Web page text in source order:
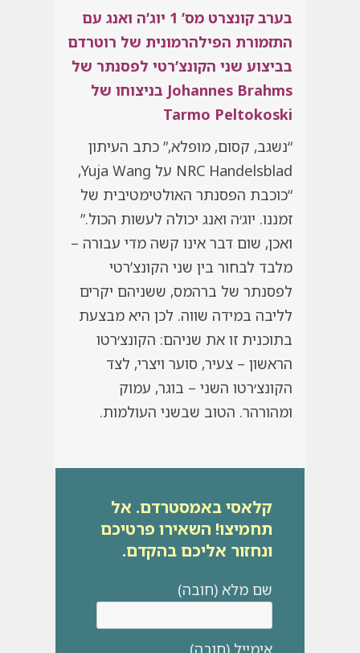
בערב קונצרט מס’ 1 יוג’ה ואנג עם
התזמורת הפילהרמונית של רוטרדם
בביצוע שני הקונצ’רטי לפסנתר של
Johannes Brahms בניצוחו של
Tarmo Peltokoski
“נשגב, קסום, מופלא,” כתב העיתון
NRC Handelsblad על
Yuja Wang
,
“כוכבת הפסנתר האולטימטיבית של
זמננו. יוג׳ה ואנג יכולה לעשות הכול.”
ואכן, שום דבר אינו קשה מדי עבורה –
מלבד לבחור בין שני הקונצ’רטי
לפסנתר של ברהמס, ששניהם יקרים
לליבה במידה שווה. לכן היא מבצעת
בתוכנית זו את שניהם: הקונצ׳רטו
הראשון – צעיר, סוער ויצרי, לצד
הקונצ׳רטו השני – בוגר, עמוק
ומהורהר. הטוב שבשני העולמות.
קלאסי באמסטרדם. אל
תחמיצו! השאירו פרטיכם
ונחזור אליכם בהקדם.
שם מלא (חובה)